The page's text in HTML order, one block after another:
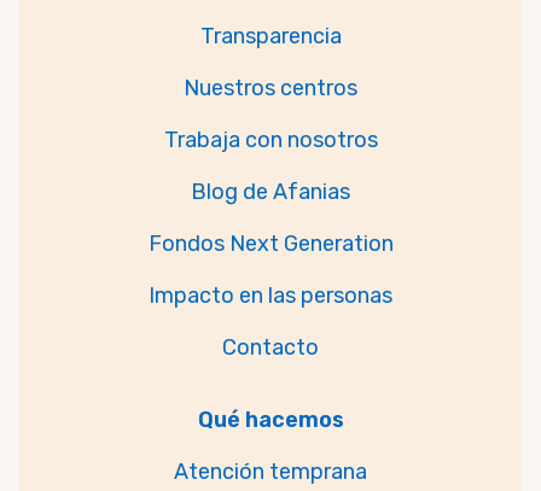
Transparencia
Nuestros centros
Trabaja con nosotros
Blog de Afanias
Fondos Next Generation
Impacto en las personas
Contacto
Qué hacemos
Atención temprana